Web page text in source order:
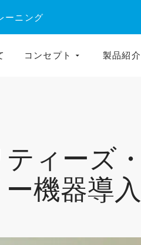
ーニング
コンセプト 製品紹介
ィーズ
機器導